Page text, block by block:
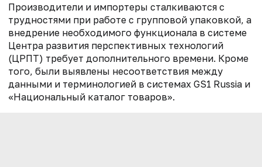
Производители и импортеры сталкиваются с
трудностями при работе с групповой упаковкой, а
внедрение необходимого функционала в системе
Центра развития перспективных технологий
(ЦРПТ) требует дополнительного времени. Кроме
того, были выявлены несоответствия между
данными и терминологией в системах GS1 Russia и
«Национальный каталог товаров».